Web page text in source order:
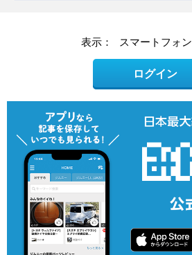
表示： スマートフォン
ログイン